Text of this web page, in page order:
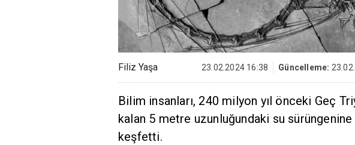
Filiz Yaşa 23.02.2024 16:38 Güncelleme:
Bilim insanları, 240 milyon yıl önceki Geç
kalan 5 metre uzunluğundaki su
keşfetti.